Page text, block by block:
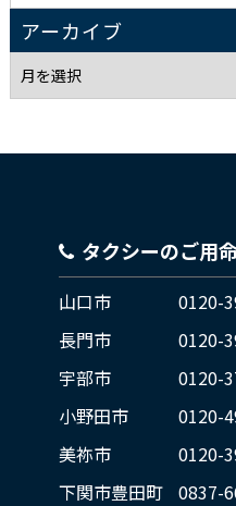
アーカイブ
タクシーのご用
山口市
0120-
長門市
0120-
宇部市
0120-
小野田市
0120-
美祢市
0120-
下関市豊田町 0837-